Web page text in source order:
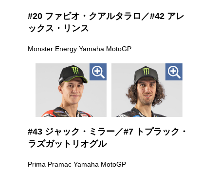
#20 ファビオ・クアルタラロ／#42 アレ
ックス・リンス
Monster Energy Yamaha MotoGP
#43 ジャック・ミラー／#7 トプラック・
ラズガットリオグル
Prima Pramac Yamaha MotoGP